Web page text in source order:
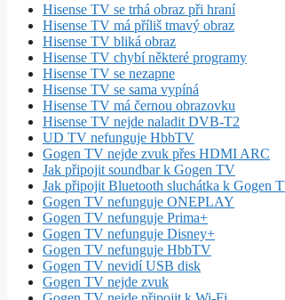
Hisense TV se trhá obraz při hraní
Hisense TV má příliš tmavý obraz
Hisense TV bliká obraz
Hisense TV chybí některé programy
Hisense TV se nezapne
Hisense TV se sama vypíná
Hisense TV má černou obrazovku
Hisense TV nejde naladit DVB-T2
UD TV nefunguje HbbTV
Gogen TV nejde zvuk přes HDMI ARC
Jak připojit soundbar k Gogen TV
Jak připojit Bluetooth sluchátka k Gogen
Gogen TV nefunguje ONEPLAY
Gogen TV nefunguje Prima+
Gogen TV nefunguje Disney+
Gogen TV nefunguje HbbTV
Gogen TV nevidí USB disk
Gogen TV nejde zvuk